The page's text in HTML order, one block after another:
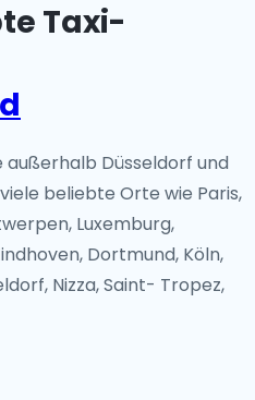
Taxi-
Düsseldorf und
beliebte Orte wie Paris,
Luxemburg,
Dortmund, Köln,
Nizza, Saint- Tropez,